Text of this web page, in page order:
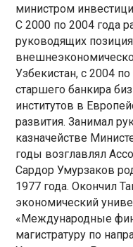
министром
С 2000 по 2004 года
руководящих
Узбекистан, с 2004
старшего банкира
институтов в
развития. Занимал
казначействе
годы возглавлял
Сардор Умурзаков
1977 года. Окончил
экономический
«Международные
магистратуру по